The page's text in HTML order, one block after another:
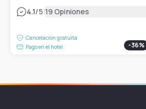
4.1/5|19 Opiniones
Cancelación gratuita
Pago en el hotel
-36%